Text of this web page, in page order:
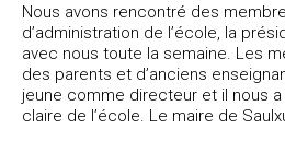
Nous avons rencontré des
d’administration de l’école, la
avec nous toute la semaine. Les
des parents et d’anciens
jeune comme directeur et il nous
claire de l’école. Le maire de